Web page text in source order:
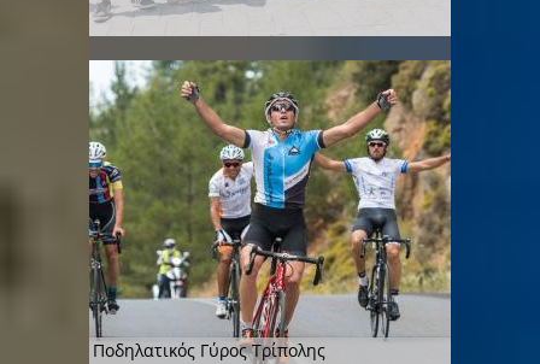
Ποδηλατικός Γύρος Τρίπολης